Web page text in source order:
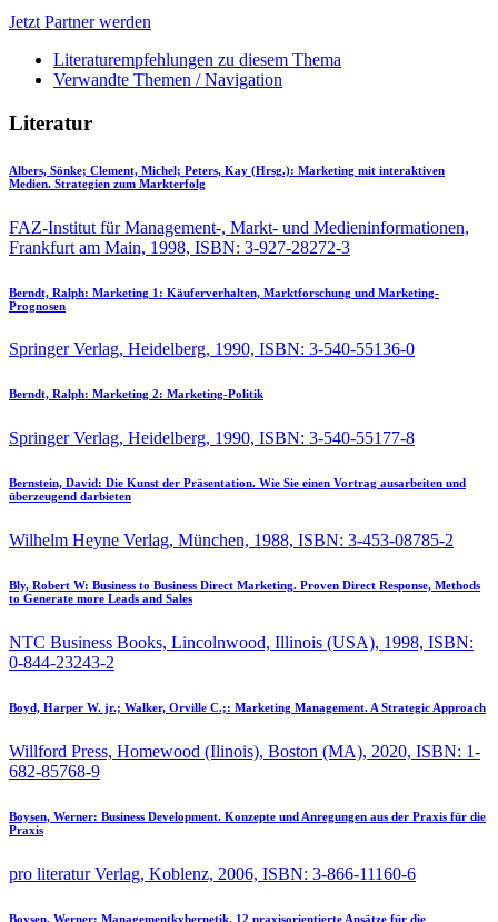
Jetzt Partner werden
Literaturempfehlungen zu diesem Thema
Verwandte Themen / Navigation
Literatur
Albers, Sönke; Clement, Michel; Peters, Kay (Hrsg.): Marketing mit interaktiven
Medien. Strategien zum Markterfolg
FAZ-Institut für Management-, Markt- und Medieninformationen,
Frankfurt am Main, 1998, ISBN: 3-927-28272-3
Berndt, Ralph: Marketing 1: Käuferverhalten, Marktforschung und Marketing-
Prognosen
Springer Verlag, Heidelberg, 1990, ISBN: 3-540-55136-0
Berndt, Ralph: Marketing 2: Marketing-Politik
Springer Verlag, Heidelberg, 1990, ISBN: 3-540-55177-8
Bernstein, David: Die Kunst der Präsentation. Wie Sie einen Vortrag ausarbeiten und
überzeugend darbieten
Wilhelm Heyne Verlag, München, 1988, ISBN: 3-453-08785-2
Bly, Robert W: Business to Business Direct Marketing. Proven Direct Response, Methods
to Generate more Leads and Sales
NTC Business Books, Lincolnwood, Illinois (USA), 1998, ISBN:
0-844-23243-2
Boyd, Harper W. jr.; Walker, Orville C.;: Marketing Management. A Strategic Approach
Willford Press, Homewood (Ilinois), Boston (MA), 2020, ISBN: 1-
682-85768-9
Boysen, Werner: Business Development. Konzepte und Anregungen aus der Praxis für die
Praxis
pro literatur Verlag, Koblenz, 2006, ISBN: 3-866-11160-6
Boysen, Werner: Managementkybernetik. 12 praxisorientierte Ansätze für die